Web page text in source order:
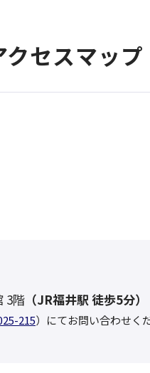
クセスマップ
3階 （JR福井駅 徒歩5分）
215）にてお問い合わせく